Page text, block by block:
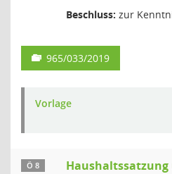
Beschluss: zur
965/033/2019
Vorlage
Ö 8